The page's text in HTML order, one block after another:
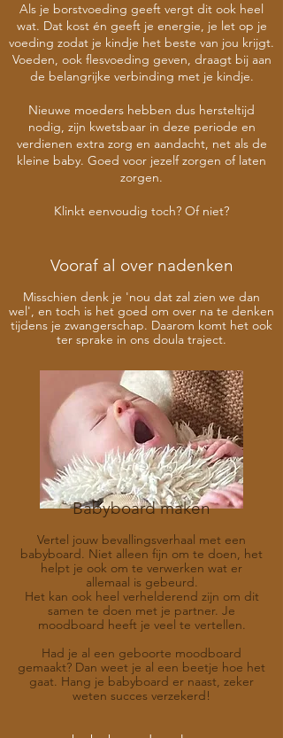
Als je borstvoeding geeft vergt dit ook heel
wat. Dat kost én geeft je energie, je let op je
voeding zodat je kindje het beste van jou krijgt.
Voeden, ook flesvoeding geven, draagt bij aan
de belangrijke verbinding met je kindje.
Nieuwe moeders hebben dus hersteltijd
nodig, zijn kwetsbaar in deze periode en
verdienen extra zorg en aandacht, net als de
kleine baby. Goed voor jezelf zorgen of laten
zorgen.
Klinkt eenvoudig toch? Of niet?
Vooraf al over nadenken
Misschien denk je 'nou dat zal zien we dan
wel', en toch is het goed om over na te denken
tijdens je zwangerschap. Daarom komt het ook
ter sprake in ons doula traject.
Babyboard maken
Vertel jouw bevallingsverhaal met een
babyboard. Niet alleen fijn om te doen, het
helpt je ook om te verwerken wat er
allemaal is gebeurd.
Het kan ook heel verhelderend zijn om dit
samen te doen met je partner. Je
moodboard heeft je veel te vertellen.
Had je al een geboorte moodboard
gemaakt? Dan weet je al een beetje hoe het
gaat. Hang je babyboard er naast, zeker
weten succes verzekerd!